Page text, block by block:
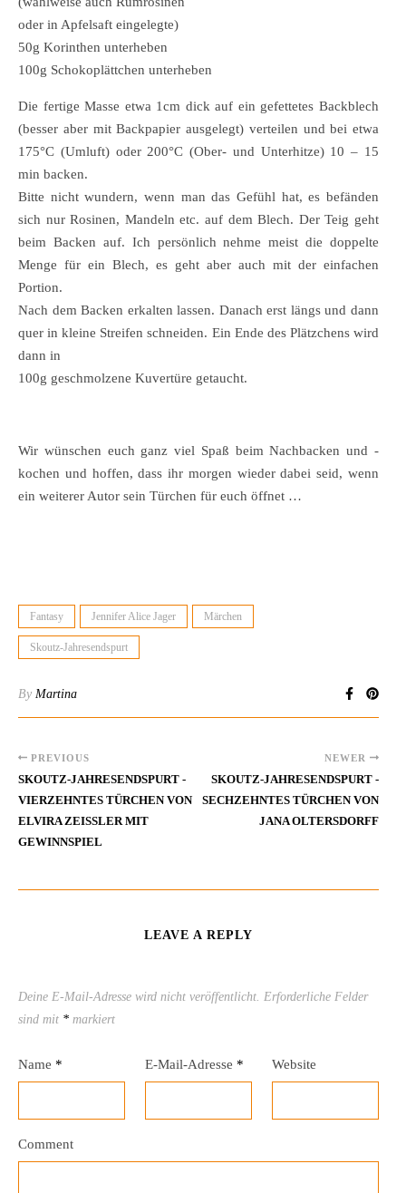
oder in Apfelsaft eingelegte)
50g Korinthen unterheben
100g Schokoplättchen unterheben
Die fertige Masse etwa 1cm dick auf ein gefettetes Backblech
(besser aber mit Backpapier ausgelegt) verteilen und bei etwa
175°C (Umluft) oder 200°C (Ober- und Unterhitze) 10 – 15
min backen.
Bitte nicht wundern, wenn man das Gefühl hat, es befänden
sich nur Rosinen, Mandeln etc. auf dem Blech. Der Teig geht
beim Backen auf. Ich persönlich nehme meist die doppelte
Menge für ein Blech, es geht aber auch mit der einfachen
Portion.
Nach dem Backen erkalten lassen. Danach erst längs und dann
quer in kleine Streifen schneiden. Ein Ende des Plätzchens wird
dann in
100g geschmolzene Kuvertüre getaucht.
Wir wünschen euch ganz viel Spaß beim Nachbacken und -
kochen und hoffen, dass ihr morgen wieder dabei seid, wenn
ein weiterer Autor sein Türchen für euch öffnet …
Fantasy Jennifer Alice Jager Märchen
Skoutz-Jahresendspurt
By Martina
PREVIOUS
SKOUTZ-JAHRESENDSPURT -
VIERZEHNTES TÜRCHEN VON
ELVIRA ZEISSLER MIT G
EWINNSPIEL
NEWER
SKOUTZ-JAHRESENDSPURT -
SECHZEHNTES TÜRCHEN VON
JANA OLTERSDORFF
LEAVE A REPLY
Deine E-Mail-Adresse wird nicht veröffentlicht. Erforderliche Felder
sind mit * markiert
Name * E-Mail-Adresse * Website
Comment